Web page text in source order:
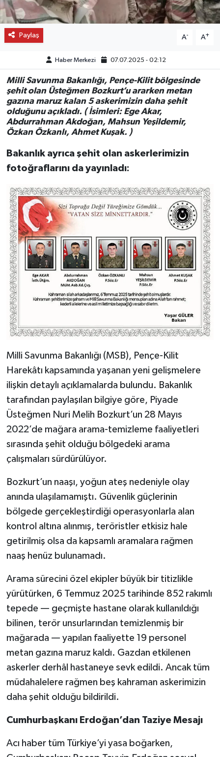
Paylaş A- A+
Haber Merkezi 07.07.2025 - 02:12
Milli Savunma Bakanlığı, Pençe-Kilit bölgesinde
şehit olan Üsteğmen Bozkurt’u ararken metan
gazına maruz kalan 5 askerimizin daha şehit
olduğunu açıkladı. ( İsimleri: Ege Akar,
Abdurrahman Akdoğan, Mahsun Yeşildemir,
Özkan Özkanlı, Ahmet Kuşak. )
Bakanlık ayrıca şehit olan askerlerimizin
fotoğraflarını da yayınladı:
Milli Savunma Bakanlığı (MSB), Pençe-Kilit
Harekâtı kapsamında yaşanan yeni gelişmelere
ilişkin detaylı açıklamalarda bulundu. Bakanlık
tarafından paylaşılan bilgiye göre, Piyade
Üsteğmen Nuri Melih Bozkurt’un 28 Mayıs
2022’de mağara arama-temizleme faaliyetleri
sırasında şehit olduğu bölgedeki arama
çalışmaları sürdürülüyor.
Bozkurt’un naaşı, yoğun ateş nedeniyle olay
anında ulaşılamamıştı. Güvenlik güçlerinin
bölgede gerçekleştirdiği operasyonlarla alan
kontrol altına alınmış, teröristler etkisiz hale
getirilmiş olsa da kapsamlı aramalara rağmen
naaş henüz bulunamadı.
Arama sürecini özel ekipler büyük bir titizlikle
yürütürken, 6 Temmuz 2025 tarihinde 852 rakımlı
tepede — geçmişte hastane olarak kullanıldığı
bilinen, terör unsurlarından temizlenmiş bir
mağarada — yapılan faaliyette 19 personel
metan gazına maruz kaldı. Gazdan etkilenen
askerler derhâl hastaneye sevk edildi. Ancak tüm
müdahalelere rağmen beş kahraman askerimizin
daha şehit olduğu bildirildi.
Cumhurbaşkanı Erdoğan’dan Taziye Mesajı
Acı haber tüm Türkiye’yi yasa boğarken,